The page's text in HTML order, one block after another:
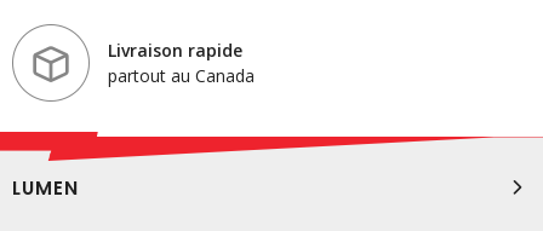
Livraison rapide
partout au Canada
LUMEN